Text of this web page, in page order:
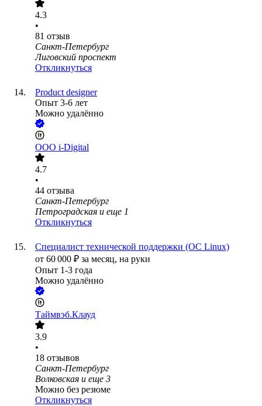
4.3
•
81 отзыв
Санкт-Петербург
Лиговский проспект
Откликнуться
Product designer
Опыт 3-6 лет
Можно удалённо
ООО i-Digital
4.7
•
44 отзыва
Санкт-Петербург
Петроградская и еще 1
Откликнуться
Специалист технической поддержки (ОС Linux)
от 60 000 ₽ за месяц, на руки
Опыт 1-3 года
Можно удалённо
Таймвэб.Клауд
3.9
•
18 отзывов
Санкт-Петербург
Волковская и еще 3
Можно без резюме
Откликнуться